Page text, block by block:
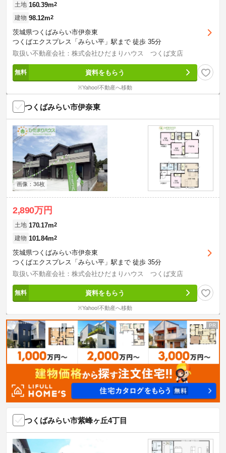
土地 160.39m2
建物 98.12m2
茨城県つくばみらい市伊奈東
つくばエクスプレス「みらい平」駅まで 徒歩 35分
取扱い不動産会社：株式会社ひだまりハウス つくば支店
資料をもらう
※Yahoo!不動産へ移動
つくばみらい市伊奈東
画像：36枚
2,890万円
土地 170.17m2
建物 101.84m2
茨城県つくばみらい市伊奈東
つくばエクスプレス「みらい平」駅まで 徒歩 35分
取扱い不動産会社：株式会社ひだまりハウス つくば支店
資料をもらう
※Yahoo!不動産へ移動
つくばみらい市紫峰ヶ丘4丁目